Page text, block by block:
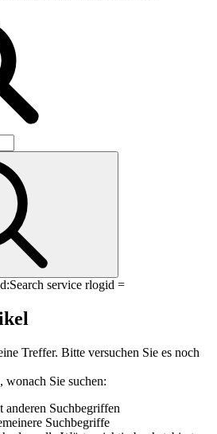
Search service rlogid =
Treffer. Bitte versuchen Sie es noch
wonach Sie suchen:
anderen Suchbegriffen
Suchbegriffe